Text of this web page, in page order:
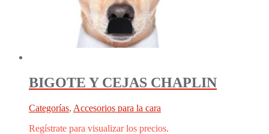
BIGOTE Y CEJAS CHAPLIN
Categorías, Accesorios para la cara
Regístrate para visualizar los precios.